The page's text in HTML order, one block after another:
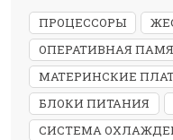
ПРОЦЕССОРЫ
ОПЕРАТИВНАЯ
МАТЕРИНСКИЕ
БЛОКИ ПИТАНИЯ
СИСТЕМА